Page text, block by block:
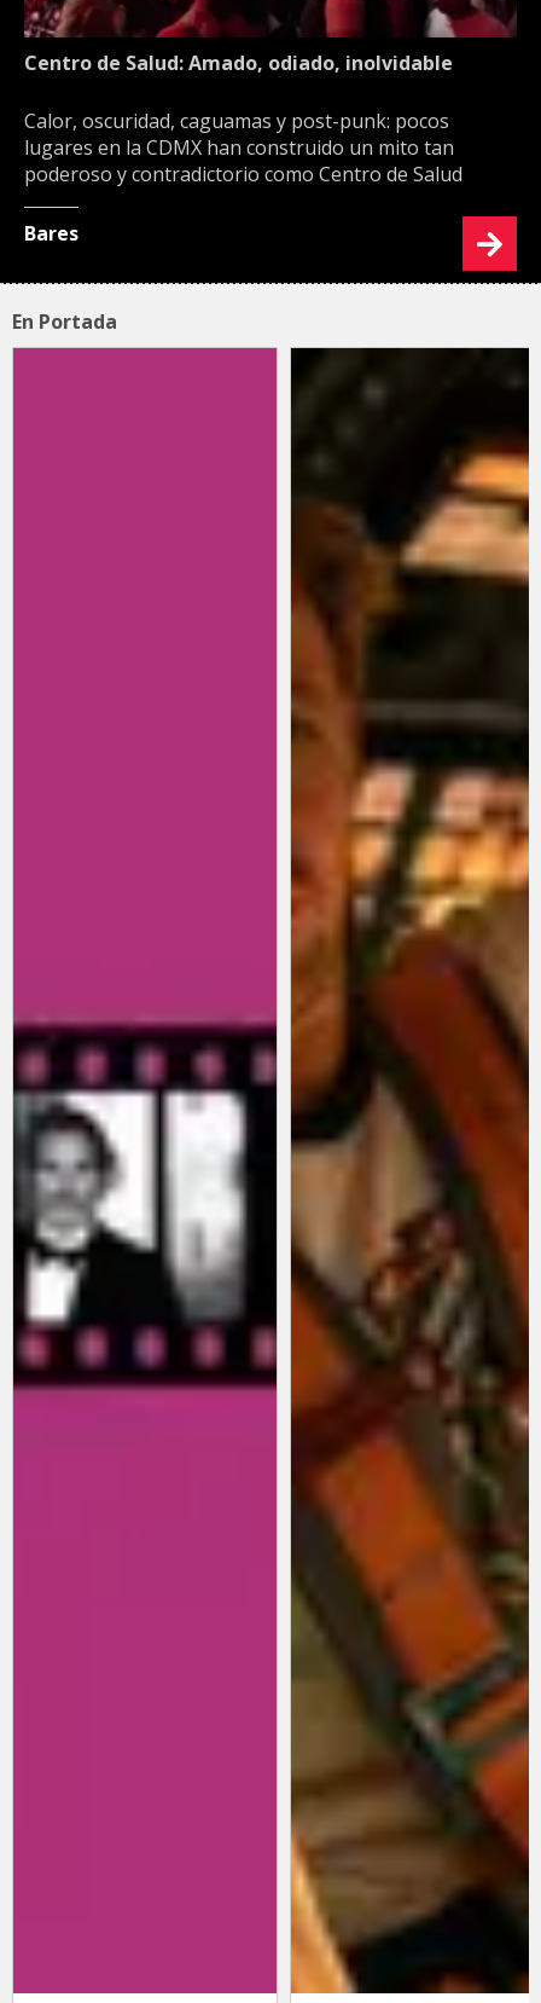
Centro de Salud: Amado, odiado, inolvidable
Calor, oscuridad, caguamas y post-punk: pocos
lugares en la CDMX han construido un mito tan
poderoso y contradictorio como Centro de Salud
Bares
En Portada